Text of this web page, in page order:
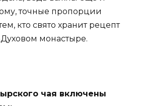
точные пропорции
кто свято хранит рецепт
Духовом монастыре.
чая включены